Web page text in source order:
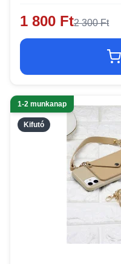
1 800 Ft2 300 Ft
Kifutó
1-2 munkanap